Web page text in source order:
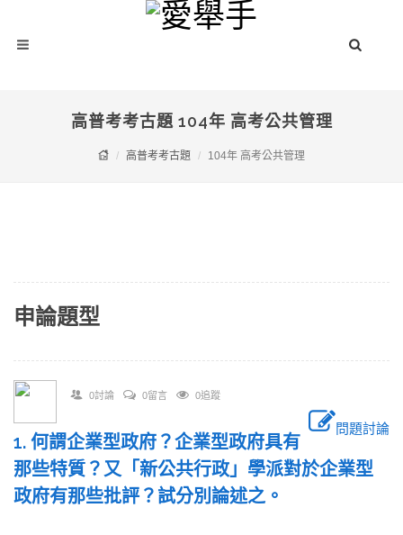
高普考考古題 104年 高考公共管理
高普考考古題 104年 高考公共管理
申論題型
0討論 0留言 0追蹤
問題討論
1. 何謂企業型政府？企業型政府具有
那些特質？又「新公共行政」學派對於企業型
政府有那些批評？試分別論述之。